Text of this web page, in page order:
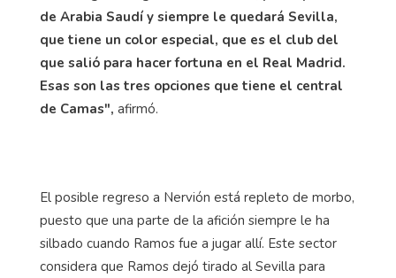
de Arabia Saudí y siempre le quedará Sevilla,
que tiene un color especial, que es el club del
que salió para hacer fortuna en el Real Madrid.
Esas son las tres opciones que tiene el central
de Camas", afirmó.
El posible regreso a Nervión está repleto de morbo,
puesto que una parte de la afición siempre le ha
silbado cuando Ramos fue a jugar allí. Este sector
considera que Ramos dejó tirado al Sevilla para